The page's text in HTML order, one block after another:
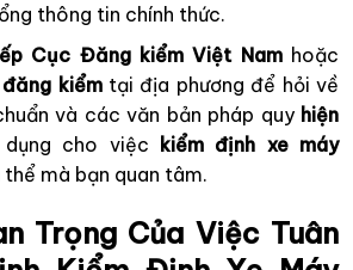
thông tin chính thức.
Cục Đăng kiểm Việt Namhoặc
kiểmtại địa phương để hỏi về
và các văn bản pháp quy hiện
cho việc
kiểm định xe máy
thể mà bạn quan tâm.
Trọng Của Việc Tuân